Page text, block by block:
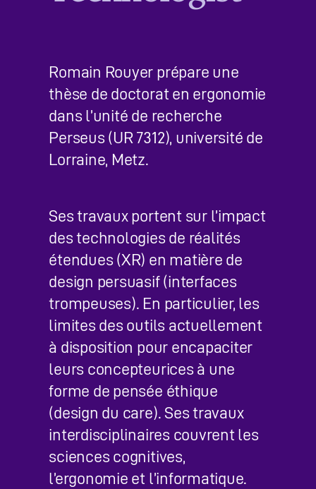
Romain Rouyer prépare une
thèse de doctorat en ergonomie
dans l’unité de recherche
Perseus (UR 7312), université de
Lorraine, Metz.
Ses travaux portent sur l’impact
des technologies de réalités
étendues (XR) en matière de
design persuasif (interfaces
trompeuses). En particulier, les
limites des outils actuellement
à disposition pour encapaciter
leurs concepteurices à une
forme de pensée éthique
(design du care). Ses travaux
interdisciplinaires couvrent les
sciences cognitives,
l’ergonomie et l’informatique.